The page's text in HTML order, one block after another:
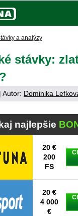
a analýzy
stávky:
| Autor: Dominika
najlepšie
20 €
200
FS
20 €
4 000
€